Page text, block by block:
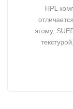
HPL
этому,